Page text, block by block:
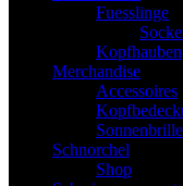
Fuesslinge
Kopfhauben
Merchandise
Accessoires
Schnorchel
Shop